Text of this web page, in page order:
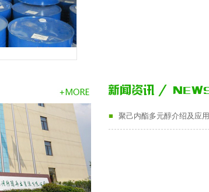
■ 聚己内酯多元醇介绍及应用